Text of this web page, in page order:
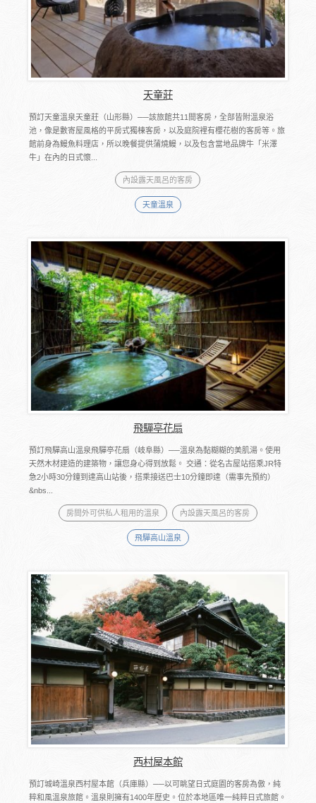
天童莊
預訂天童溫泉天童莊（山形縣）──該旅館共11間客房，全部皆附溫泉浴
池，像是數寄屋風格的平房式獨棟客房，以及庭院裡有櫻花樹的客房等。旅
館前身為鰻魚料理店，所以晚餐提供蒲燒鰻，以及包含當地品牌牛「米澤
牛」在內的日式懷...
內設露天風呂的客房
天童溫泉
飛驒亭花扇
預訂飛驒高山溫泉飛驒亭花扇（岐阜縣）──溫泉為黏糊糊的美肌湯。使用
天然木材建造的建築物，讓您身心得到放鬆。 交通：從名古屋站搭乘JR特
急2小時30分鐘到達高山站後，搭乘接送巴士10分鐘即達（需事先預約）
&nbs...
房間外可供私人租用的溫泉 內設露天風呂的客房
飛驒高山溫泉
西村屋本館
預訂城崎溫泉西村屋本館（兵庫縣）──以可眺望日式庭園的客房為傲，純
粹和風溫泉旅館。溫泉則擁有1400年歷史。位於本地區唯一純粹日式旅館。